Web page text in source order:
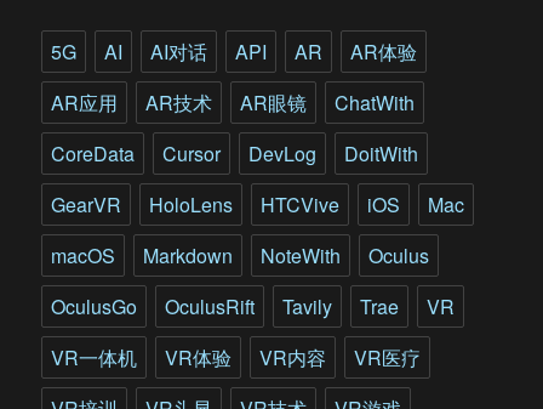
正
用
VR/AR
等
术
获
新
生
5G AI AI对话 API AR
AR体验
AR应用
AR技术 AR眼镜
ChatWith
CoreData
Cursor DevLog
DoitWith
GearVR
HoloLens HTCVive iOS
Mac
macOS
Markdown NoteWith
Oculus
OculusGo
OculusRift Tavily Trae
VR
VR一体机
VR体验 VR内容
VR医疗